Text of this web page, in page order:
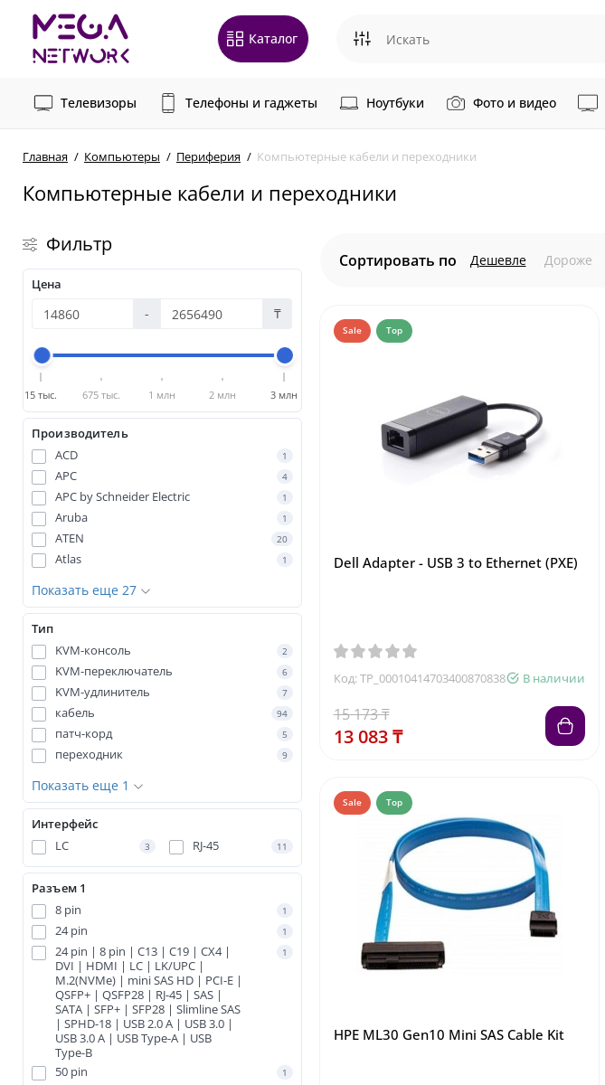
Каталог
Телевизоры Телефоны и гаджеты Ноутбуки Фото и видео
Главная Компьютеры Периферия Компьютерные кабели и переходники
Компьютерные кабели и переходники
Фильтр
Цена
- ₸
15 тыс. 675 тыс. 1 млн 2 млн 3 млн
Производитель
ACD
1
APC 4
APC by Schneider Electric 1
Aruba 1
ATEN 20
Atlas 1
Показать еще 27
Тип
KVM-консоль
2
KVM-переключатель 6
KVM-удлинитель 7
кабель 94
патч-корд 5
переходник 9
Показать еще 1
Интерфейс
LC
3 RJ-45 11
Разъем 1
8 pin
1
24 pin 1
24 pin | 8 pin | C13 | C19 | CX4 |
DVI | HDMI | LC | LK/UPC |
M.2(NVMe) | mini SAS HD | PCI-E |
QSFP+ | QSFP28 | RJ-45 | SAS |
SATA | SFP+ | SFP28 | Slimline SAS
| SPHD-18 | USB 2.0 A | USB 3.0 |
USB 3.0 A | USB Type-A | USB
Type-B
1
50 pin 1
Сортировать по Дешевле Дороже
Sale Top
Dell Adapter - USB 3 to Ethernet (PXE)
Код: TP_00010414703400870838 В наличии
15 173 ₸
13 083 ₸
Sale Top
HPE ML30 Gen10 Mini SAS Cable Kit